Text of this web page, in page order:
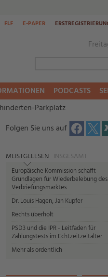
FLF E-PAPER
Parkplatz
Folgen Sie uns auf
MEISTGELESEN INSGESAMT
Europäische Kommission schafft
Grundlagen für Wiederbelebung des
Verbriefungsmarktes
Dr. Louis Hagen, Jan Kupfer
Rechts überholt
PSD3 und die IPR - Leitfaden für
Zahlungstests im Echtzeitzeitalter
Mehr als ordentlich
PODCASTS